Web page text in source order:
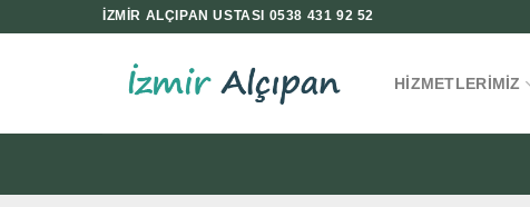
İZMİR ALÇIPAN USTASI 0538 431 92 52
HIZMETLERIMIZ